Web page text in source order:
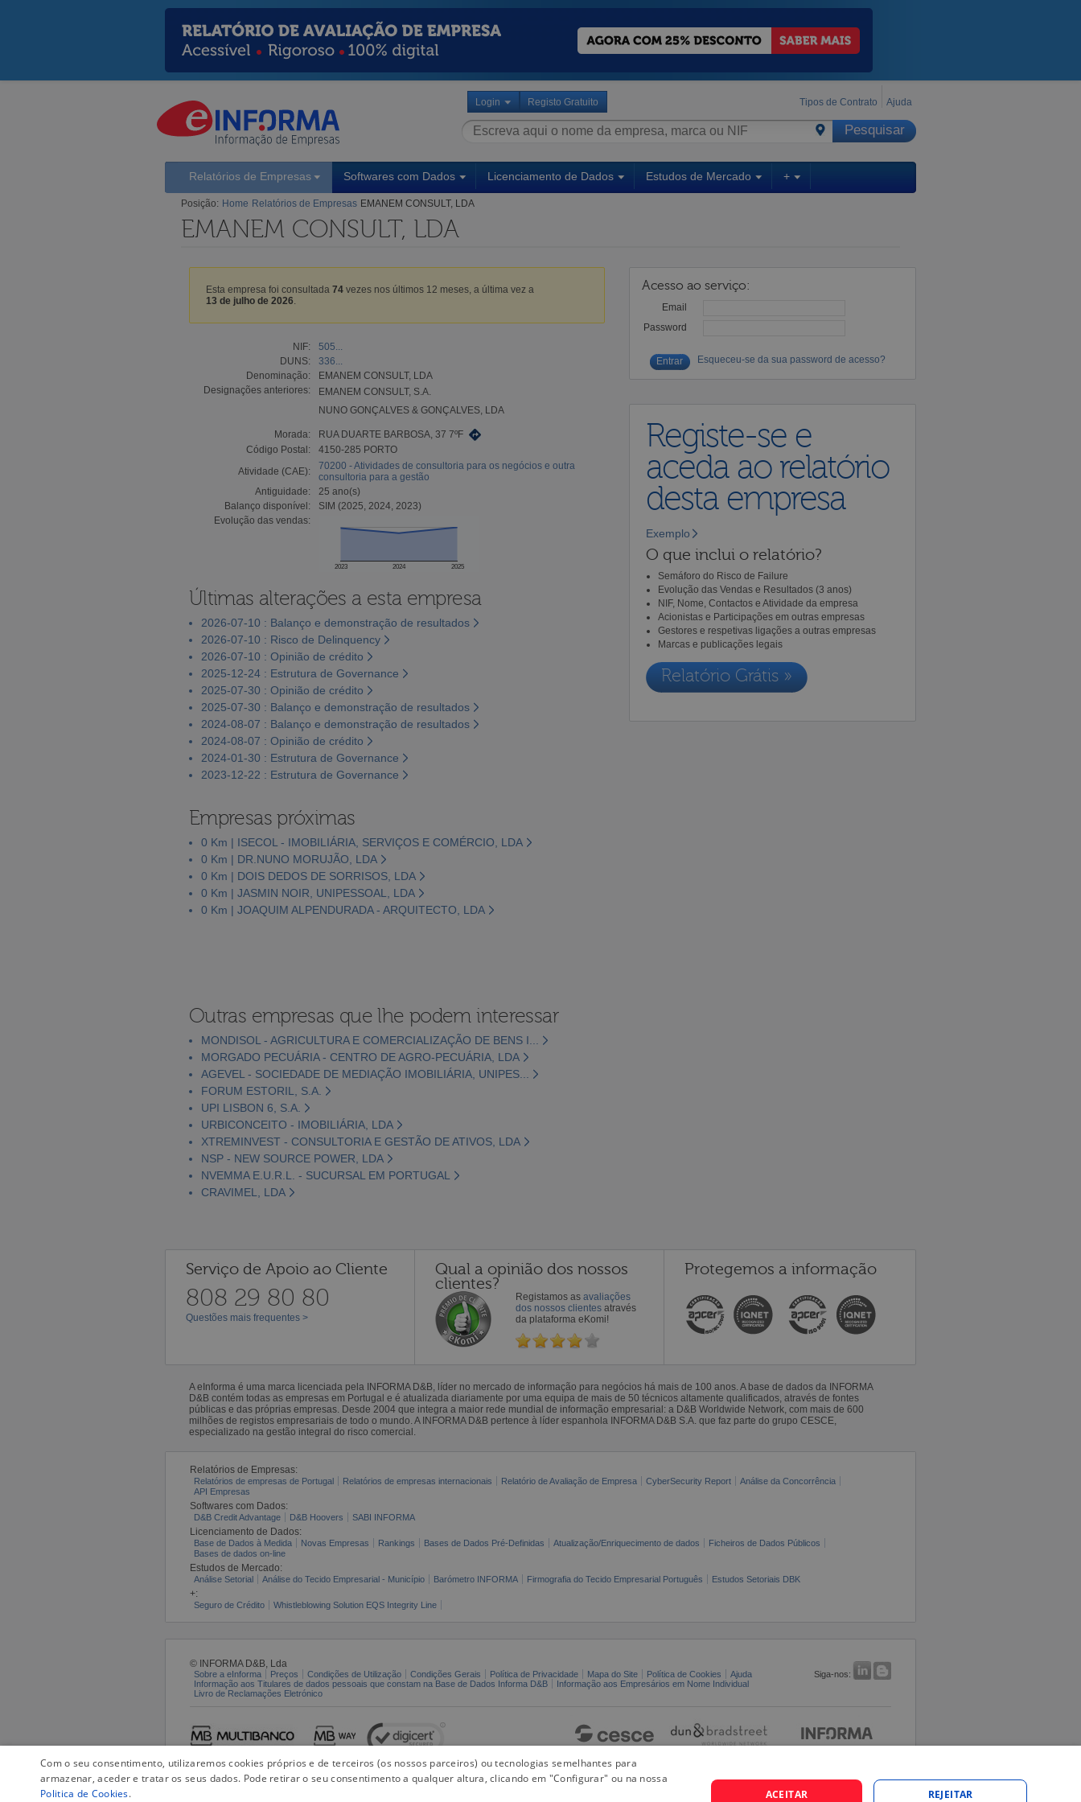
Login Registo Gratuito Tipos de Contrato Ajuda
Relatórios de Empresas Softwares com Dados Licenciamento de Dados Estudos de Mercado +
Posição: Home Relatórios de Empresas EMANEM CONSULT, LDA
EMANEM CONSULT, LDA
Esta empresa foi consultada 74 vezes nos últimos 12 meses, a última vez a
13 de julho de 2026
NIF:
505...
DUNS:
336...
Denominação:
EMANEM CONSULT, LDA
Designações anteriores:
EMANEM CONSULT, S.A.
NUNO GONÇALVES & GONÇALVES, LDA
Morada:
RUA DUARTE BARBOSA, 37 7ºF
Código Postal:
4150-285 PORTO
Atividade (CAE):
70200 - Atividades de consultoria para os negócios e outra
consultoria para a gestão
Antiguidade:
25 ano(s)
Balanço disponível:
SIM (2025, 2024, 2023)
Evolução das vendas:
2023 2024 2025
Últimas alterações a esta empresa
2026-07-10 : Balanço e demonstração de resultados
2026-07-10 : Risco de Delinquency
2026-07-10 : Opinião de crédito
2025-12-24 : Estrutura de Governance
2025-07-30 : Opinião de crédito
2025-07-30 : Balanço e demonstração de resultados
2024-08-07 : Balanço e demonstração de resultados
2024-08-07 : Opinião de crédito
2024-01-30 : Estrutura de Governance
2023-12-22 : Estrutura de Governance
Empresas próximas
0 Km | ISECOL - IMOBILIÁRIA, SERVIÇOS E COMÉRCIO, LDA
0 Km | DR.NUNO MORUJÃO, LDA
0 Km | DOIS DEDOS DE SORRISOS, LDA
0 Km | JASMIN NOIR, UNIPESSOAL, LDA
0 Km | JOAQUIM ALPENDURADA - ARQUITECTO, LDA
Acesso ao serviço:
Email
Password
Esqueceu-se da sua password de acesso?
Registe-se e
aceda ao relatório
desta empresa
Exemplo
O que inclui o relatório?
Semáforo do Risco de Failure
Evolução das Vendas e Resultados (3 anos)
NIF, Nome, Contactos e Atividade da empresa
Acionistas e Participações em outras empresas
Gestores e respetivas ligações a outras empresas
Marcas e publicações legais
Relatório Grátis »
Outras empresas que lhe podem interessar
MONDISOL - AGRICULTURA E COMERCIALIZAÇÃO DE BENS I...
MORGADO PECUÁRIA - CENTRO DE AGRO-PECUÁRIA, LDA
AGEVEL - SOCIEDADE DE MEDIAÇÃO IMOBILIÁRIA, UNIPES...
FORUM ESTORIL, S.A.
UPI LISBON 6, S.A.
URBICONCEITO - IMOBILIÁRIA, LDA
XTREMINVEST - CONSULTORIA E GESTÃO DE ATIVOS, LDA
NSP - NEW SOURCE POWER, LDA
NVEMMA E.U.R.L. - SUCURSAL EM PORTUGAL
CRAVIMEL, LDA
Serviço de Apoio ao Cliente
808 29 80 80
Questões mais frequentes >
Qual a opinião dos nossos
clientes?
Registamos as avaliações
dos nossos clientes através
da plataforma eKomi!
Protegemos a informação
A eInforma é uma marca licenciada pela INFORMA D&B, líder no mercado de informação para negócios há mais de 100 anos. A base de dados da INFORMA
D&B contém todas as empresas em Portugal e é atualizada diariamente por uma equipa de mais de 50 técnicos altamente qualificados, através de fontes
públicas e das próprias empresas. Desde 2004 que integra a maior rede mundial de informação empresarial: a D&B Worldwide Network, com mais de 600
milhões de registos empresariais de todo o mundo. A INFORMA D&B pertence à líder espanhola INFORMA D&B S.A. que faz parte do grupo CESCE,
especializado na gestão integral do risco comercial.
Relatórios de Empresas:
Relatórios de empresas de Portugal Relatórios de empresas internacionais Relatório de Avaliação de Empresa CyberSecurity Report
Análise da Concorrência
API Empresas
Softwares com Dados:
D&B Credit Advantage D&B Hoovers SABI INFORMA
Licenciamento de Dados:
Base de Dados à Medida Novas Empresas Rankings Bases de Dados Pré-Definidas Atualização/Enriquecimento de dados
Ficheiros de Dados Públicos
Bases de dados on-line
Estudos de Mercado:
Análise Setorial Análise do Tecido Empresarial - Município Barómetro INFORMA Firmografia do Tecido Empresarial Português Estudos Setoriais DBK
+:
Seguro de Crédito Whistleblowing Solution EQS Integrity Line
© INFORMA D&B, Lda
Sobre a eInforma Preços Condições de Utilização Condições Gerais Política de Privacidade Mapa do Site Política de Cookies Ajuda
Siga-nos:
Informação aos Titulares de dados pessoais que constam na Base de Dados Informa D&B
Informação aos Empresários em Nome Individual
Livro de Reclamações Eletrónico
Com o seu consentimento, utilizaremos cookies próprios e de terceiros (os nossos parceiros) ou tecnologias semelhantes para
armazenar, aceder e tratar os seus dados. Pode retirar o seu consentimento a qualquer altura, clicando em "Configurar" ou na nossa
Politica de Cookies. ACEITAR REJEITAR